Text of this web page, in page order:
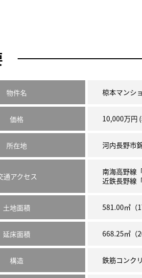
物件名 椋本マンシ
価格 10,000万円
所在地 河内長野市
通アクセス
南海高野線
近鉄長野線
土地面積 581.00㎡（
延床面積 668.25㎡（
構造 鉄筋コンク